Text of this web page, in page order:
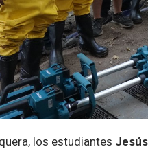
los estudiantes